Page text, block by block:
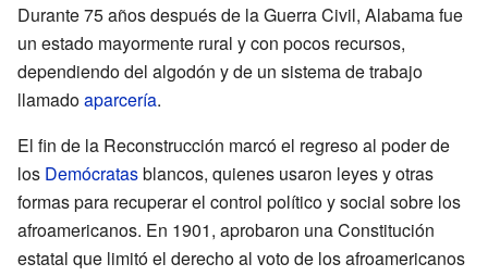
Durante 75 años después de la Guerra Civil, Alabama fue
un estado mayormente rural y con pocos recursos,
dependiendo del algodón y de un sistema de trabajo
llamadoaparcería.
El fin de la Reconstrucción marcó el regreso al poder de
los Demócratasblancos, quienes usaron leyes y otras
formas para recuperar el control político y social sobre los
afroamericanos. En 1901, aprobaron una Constitución
estatal que limitó el derecho al voto de los afroamericanos